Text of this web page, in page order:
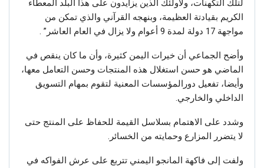
لتلك التكهنات، ولأولئك الذين يزايدون على هذا البلد المعطاء
الكريم بقيادتة العظيمة، وبنهجه القرآني والذي تمكن من
مواجهة 17 دولة لمدة 9 أعوام ولا يزال في العام العاشر” .
وأضح الجماعي أن خيرات اليمن كثيرة، وأن ما كان ينقص في
الماضي هو حسن استغلال هذه المنتجات وحسن التعامل معها،
وأيضا، تفعيل دورالمؤسسات المعنية لتقوم بمهام التسويق
الداخلي والخارجي.
وشدد على الاهتمام بسلاسل القيمة للحفاظ على المنتج حتى
لا يتضرر المزارع وحمايته من الخسائر.
ولفت إلى فاكهة المانجو اليمني تتربع على عرش الفواكه في